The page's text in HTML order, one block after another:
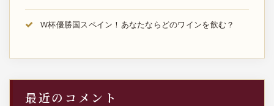
W杯優勝国スペイン！あなたならどのワインを飲む？
最近のコメント